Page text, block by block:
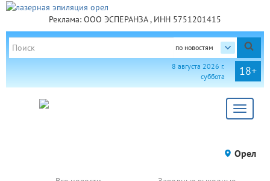
Реклама: ООО ЭСПЕРАНЗА , ИНН 5751201415
по новостям
18+
8 августа 2026 г.
суббота
Toggle
Орел